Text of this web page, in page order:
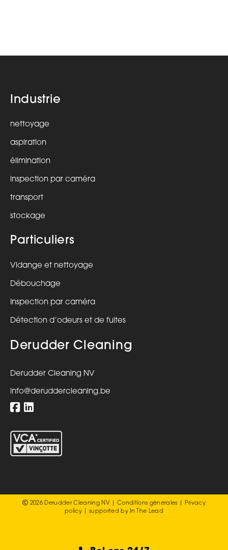
Industrie
nettoyage
aspiration
élimination
inspection par caméra
transport
stockage
Particuliers
Vidange et nettoyage
Débouchage
Inspection par caméra
Détection d’odeurs et de fuites
Derudder Cleaning
Derudder Cleaning NV
info@deruddercleaning.be
2026 Derudder Cleaning NV | Conditions générales
Privacy
policy | supported byIn The Lead